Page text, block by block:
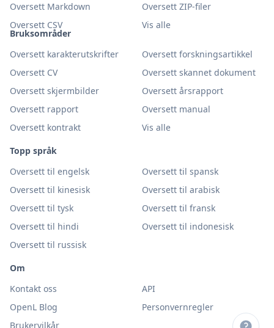
Bruksområder
Oversett karakterutskrifter
Oversett forskningsartikkel
Oversett CV
Oversett skannet dokument
Oversett skjermbilder
Oversett årsrapport
Oversett rapport
Oversett manual
Oversett kontrakt
Vis alle
Topp språk
Oversett til engelsk
Oversett til spansk
Oversett til kinesisk
Oversett til arabisk
Oversett til tysk
Oversett til fransk
Oversett til hindi
Oversett til indonesisk
Oversett til russisk
Oversett Markdown
Oversett ZIP-filer
Oversett CSV
Vis alle
Om
Kontakt oss
API
OpenL Blog
Personvernregler
Brukervilkår